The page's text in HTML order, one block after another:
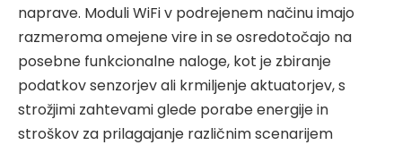
naprave. Moduli WiFi v podrejenem načinu imajo
razmeroma omejene vire in se osredotočajo na
posebne funkcionalne naloge, kot je zbiranje
podatkov senzorjev ali krmiljenje aktuatorjev, s
strožjimi zahtevami glede porabe energije in
stroškov za prilagajanje različnim scenarijem